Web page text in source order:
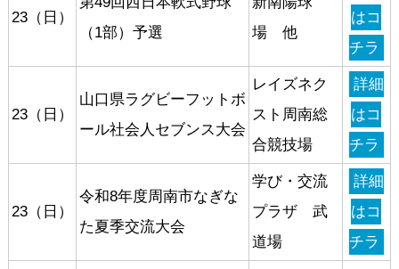
23（日）
（1部）予選
場 他
はコ
チラ
23（日）
山口県ラグビーフットボ
ール社会人セブンス大会
レイズネク
スト周南総
合競技場
詳細
はコ
チラ
23（日）
令和8年度周南市なぎな
た夏季交流大会
学び・交流
プラザ 武
道場
詳細
はコ
チラ